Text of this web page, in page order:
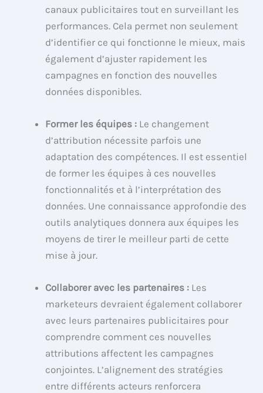
canaux publicitaires tout en surveillant les
performances. Cela permet non seulement
d’identifier ce qui fonctionne le mieux, mais
également d’ajuster rapidement les
campagnes en fonction des nouvelles
données disponibles.
Former les équipes : Le changement
d’attribution nécessite parfois une
adaptation des compétences. Il est essentiel
de former les équipes à ces nouvelles
fonctionnalités et à l’interprétation des
données. Une connaissance approfondie des
outils analytiques donnera aux équipes les
moyens de tirer le meilleur parti de cette
mise à jour.
Collaborer avec les partenaires : Les
marketeurs devraient également collaborer
avec leurs partenaires publicitaires pour
comprendre comment ces nouvelles
attributions affectent les campagnes
conjointes. L’alignement des stratégies
entre différents acteurs renforcera